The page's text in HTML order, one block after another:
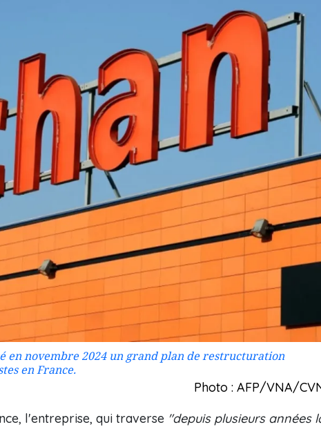
en novembre 2024 un grand plan de restructuration
en France.
Photo : AFP/VNA/
l'entreprise, qui traverse "depuis plusieurs années